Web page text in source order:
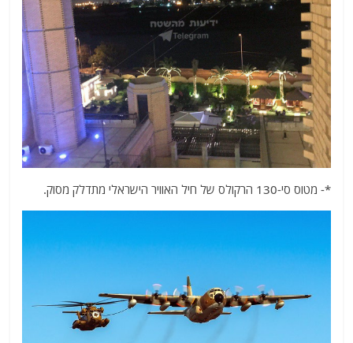
*- מטוס סי-130 הרקולס של חיל האוויר הישראלי מתדלק מסוק.